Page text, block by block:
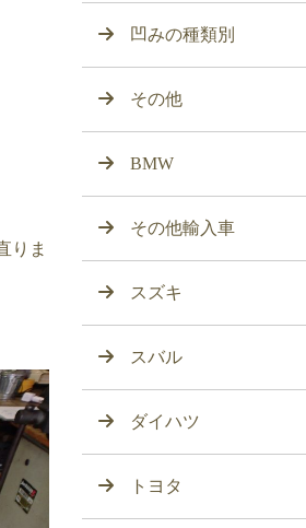
りま
凹みの種類別
その他
BMW
その他輸入車
スズキ
スバル
ダイハツ
トヨタ